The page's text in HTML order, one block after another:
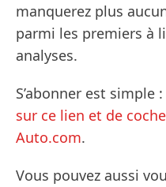
manquerez plus
parmi les premiers à
analyses.
S’abonner est simple
sur ce lien et de
Auto.com.
Vous pouvez aussi